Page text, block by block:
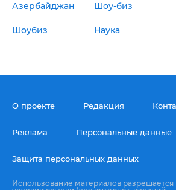
Азербайджан Шоу-биз
Шоубиз Наука
О проекте Редакция
Реклама Персональные данные
Защита персональных данных
Использование материалов разрешается